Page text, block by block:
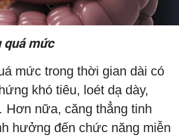
quá mức
mức trong thời gian dài có
khó tiêu, loét dạ dày,
nữa, căng thẳng tinh
hưởng đến chức năng miễn